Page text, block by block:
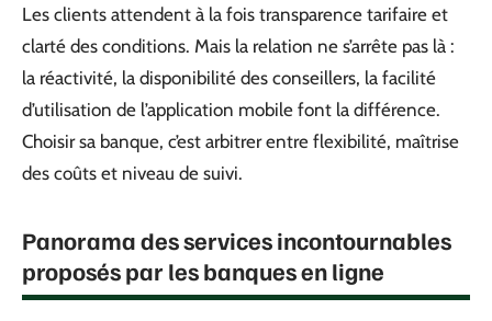
Les clients attendent à la fois transparence tarifaire et
clarté des conditions. Mais la relation ne s’arrête pas là :
la réactivité, la disponibilité des conseillers, la facilité
d’utilisation de l’application mobile font la différence.
Choisir sa banque, c’est arbitrer entre flexibilité, maîtrise
des coûts et niveau de suivi.
Panorama des services incontournables
proposés par les banques en ligne